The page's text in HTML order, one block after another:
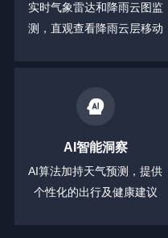
实时气象雷达和降雨云图监
测，直观查看降雨云层移动
AI智能洞察
AI算法加持天气预测，提供
个性化的出行及健康建议